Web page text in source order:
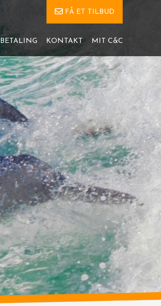
FÅ ET TILBUD
BETALING KONTAKT MIT C&C